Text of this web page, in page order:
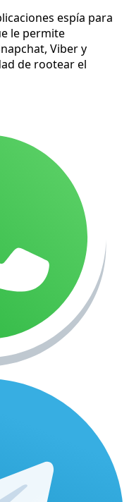
espía para
le permite
Viber y
de rootear el